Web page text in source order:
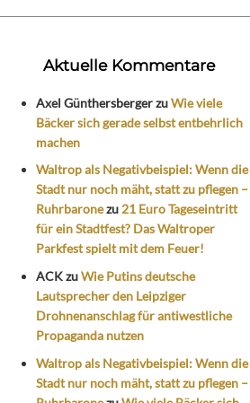
Aktuelle Kommentare
Axel GünthersbergerzuWie viele
Bäcker sich gerade selbst entbehrlich
machen
Waltrop als Negativbeispiel: Wenn die
Stadt nur noch mäht, statt zu pflegen –
Ruhrbaronezu 21 Euro Tageseintritt
für ein Stadtfest? Das Waltroper
Parkfest spielt mit dem Feuer!
ACKzuWie Putins deutsche
Lautsprecher den Leipziger
Drohnenanschlag für antiwestliche
Propaganda nutzen
Waltrop als Negativbeispiel: Wenn die
Stadt nur noch mäht, statt zu pflegen –